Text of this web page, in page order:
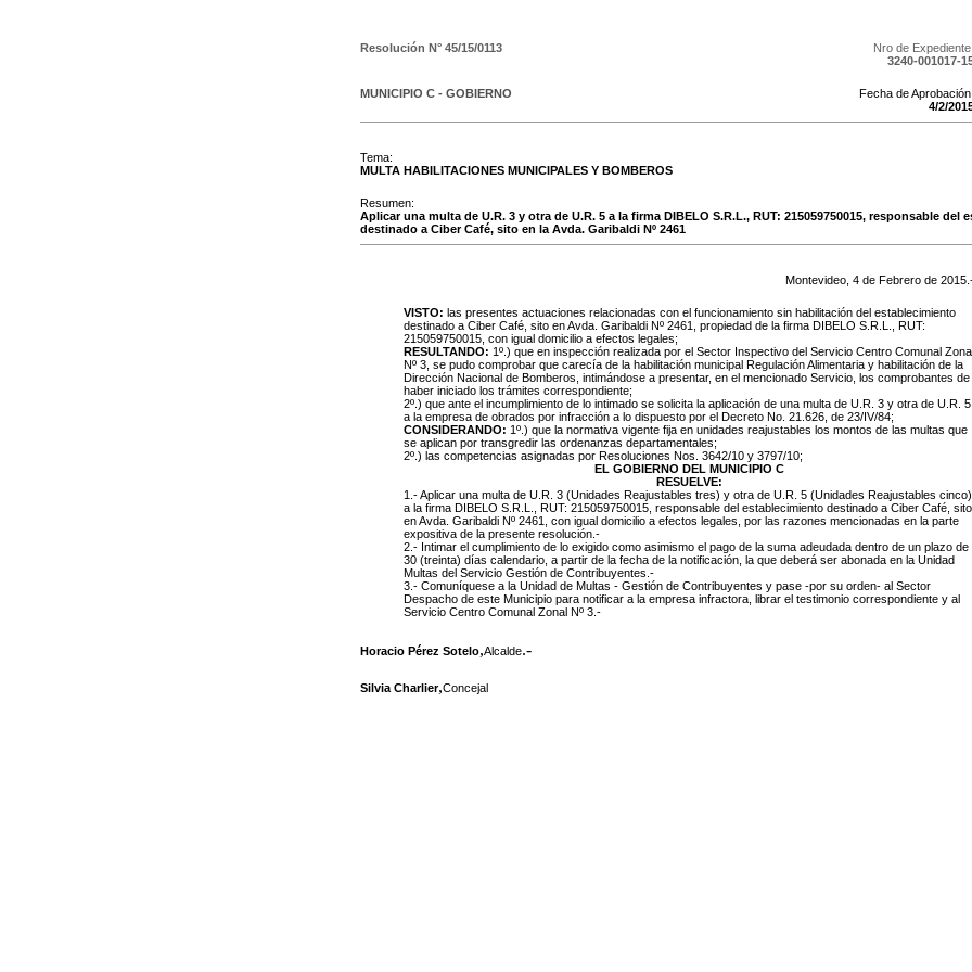
Resolución N° 45/15/0113
Nro de Expediente:
3240-001017-
MUNICIPIO C - GOBIERNO
Fecha de Aprobación:
4/2/
Tema:
MULTA HABILITACIONES MUNICIPALES Y BOMBEROS
Resumen:
Aplicar una multa de U.R. 3 y otra de U.R. 5 a la firma DIBELO S.R.L., RUT: 215059750015, responsable del
destinado a Ciber Café, sito en la Avda. Garibaldi Nº 2461
Montevideo, 4 de Febrero de 2015
VISTO: las presentes actuaciones relacionadas con el funcionamiento sin habilitación del establecimiento
destinado a Ciber Café, sito en Avda. Garibaldi Nº 2461, propiedad de la firma DIBELO S.R.L., RUT:
215059750015, con igual domicilio a efectos legales;
RESULTANDO: 1º.) que en inspección realizada por el Sector Inspectivo del Servicio Centro Comunal
Nº 3, se pudo comprobar que carecía de la habilitación municipal Regulación Alimentaria y habilitación de la
Dirección Nacional de Bomberos, intimándose a presentar, en el mencionado Servicio, los comprobantes de
haber iniciado los trámites correspondiente;
2º.) que ante el incumplimiento de lo intimado se solicita la aplicación de una multa de U.R. 3 y otra de U.R. 5,
a la empresa de obrados por infracción a lo dispuesto por el Decreto No. 21.626, de 23/IV/84;
CONSIDERANDO: 1º.) que la normativa vigente fija en unidades reajustables los montos de las multas que
se aplican por transgredir las ordenanzas departamentales;
2º.) las competencias asignadas por Resoluciones Nos. 3642/10 y 3797/10;
EL GOBIERNO DEL MUNICIPIO C
RESUELVE:
1.- Aplicar una multa de U.R. 3 (Unidades Reajustables tres) y otra de U.R. 5 (Unidades Reajustables cinco)
a la firma DIBELO S.R.L., RUT: 215059750015, responsable del establecimiento destinado a Ciber Café, sito
en Avda. Garibaldi Nº 2461, con igual domicilio a efectos legales, por las razones mencionadas en la parte
expositiva de la presente resolución.-
2.- Intimar el cumplimiento de lo exigido como asimismo el pago de la suma adeudada dentro de un plazo de
30 (treinta) días calendario, a partir de la fecha de la notificación, la que deberá ser abonada en la Unidad
Multas del Servicio Gestión de Contribuyentes.-
3.- Comuníquese a la Unidad de Multas - Gestión de Contribuyentes y pase -por su orden- al Sector
Despacho de este Municipio para notificar a la empresa infractora, librar el testimonio correspondiente y al
Servicio Centro Comunal Zonal Nº 3.-
Horacio Pérez Sotelo,Alcalde.-
Silvia Charlier,Concejal